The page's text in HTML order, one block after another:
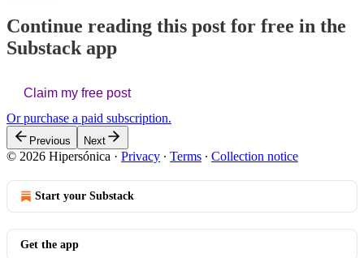
Continue reading this post for free in the
Substack app
Claim my free post
Or purchase a paid subscription.
Previous Next
© 2026 Hipersónica · Privacy ∙ Terms ∙ Collection notice
Start your Substack
Get the app